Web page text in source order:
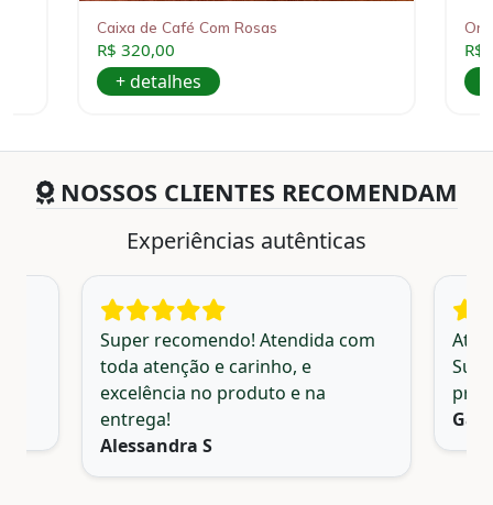
Caixa de Café Com Rosas
R$ 320,00
+ detalhes
R$
NOSSOS CLIENTES RECOMENDAM
Experiências autênticas
Super recomendo! Atendida com
toda atenção e carinho, e
excelência no produto e na
entrega!
Alessandra S